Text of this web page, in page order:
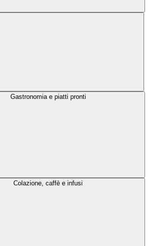
Gastronomia e piatti pronti
Colazione, caffè e infusi